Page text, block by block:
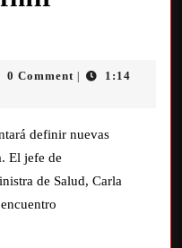
0 Comment
1:14
definir nuevas
El jefe de
de Salud, Carla